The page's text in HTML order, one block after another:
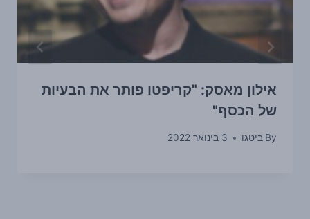
אילון מאסק: "קריפטו פותר את הבעיות
של הכסף"
By ביטגו 3 בינואר 2022